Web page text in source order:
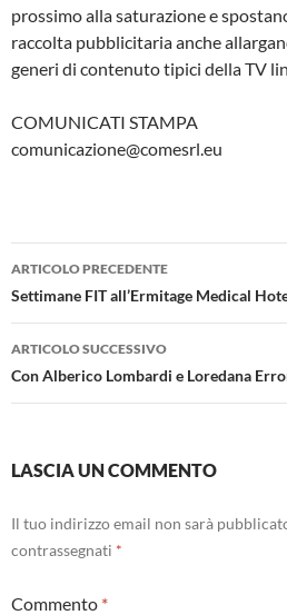
prossimo alla saturazione e
raccolta pubblicitaria anche
generi di contenuto tipici della TV
COMUNICATI STAMPA
comunicazione@comesrl.eu
Navigazione
articolo
ARTICOLO PRECEDENTE
Settimane FIT all’Ermitage Medical
ARTICOLO SUCCESSIVO
Con Alberico Lombardi e Loredana
LASCIA UN COMMENTO
Il tuo indirizzo email non sarà
contrassegnati *
Commento *